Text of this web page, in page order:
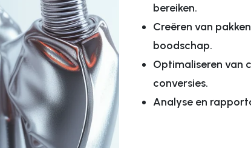
bereiken.
Creëren van
boodschap.
Optimaliseren van
conversies.
Analyse en